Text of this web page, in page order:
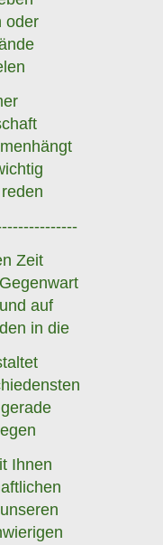
oder
Zeit
auf
in die
Ihnen